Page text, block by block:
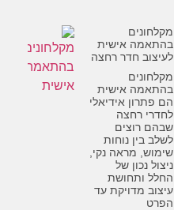
מקלחונים
בהתאמה אישית
לעיצוב חדר רחצה
מקלחונים
בהתאמה אישית
הם פתרון אידיאלי
לחדרי רחצה
שבהם רוצים
לשלב בין נוחות
שימוש, מראה נקי,
ניצול נכון של
החלל ותחושת
עיצוב מדויקת עד
הפרט